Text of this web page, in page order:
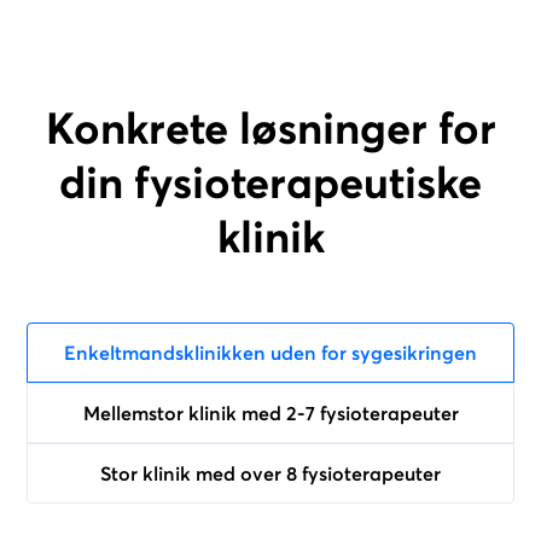
Konkrete løsninger for
din fysioterapeutiske
klinik
Enkeltmandsklinikken uden for sygesikringen
Mellemstor klinik med 2-7 fysioterapeuter
Stor klinik med over 8 fysioterapeuter